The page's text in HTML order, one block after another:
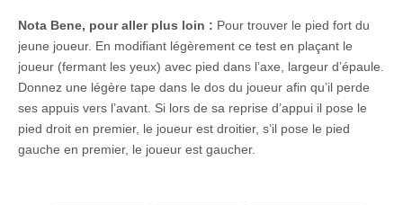
Nota Bene, pour aller plus loin : Pour trouver le pied fort du
jeune joueur. En modifiant légèrement ce test en plaçant le
joueur (fermant les yeux) avec pied dans l’axe, largeur d’épaule.
Donnez une légère tape dans le dos du joueur afin qu’il perde
ses appuis vers l’avant. Si lors de sa reprise d’appui il pose le
pied droit en premier, le joueur est droitier, s’il pose le pied
gauche en premier, le joueur est gaucher.